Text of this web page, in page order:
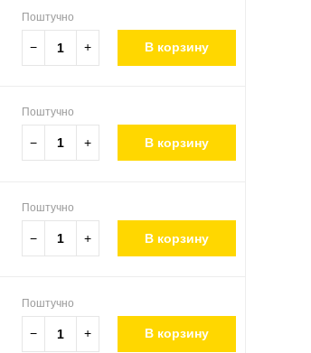
Поштучно
− + В корзину
Поштучно
− + В корзину
Поштучно
− + В корзину
Поштучно
− + В корзину